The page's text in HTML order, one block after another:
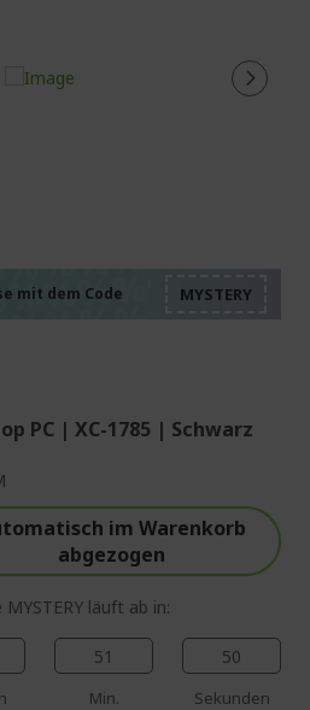
mit dem Code
PC | XC-1785 | Schwarz
im Warenkorb
abgezogen
läuft ab in:
51
Min.
49
Sekunden